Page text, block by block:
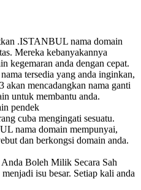
.ISTANBUL nama domain
Mereka kebanyakannya
kegemaran anda dengan cepat.
tersedia yang anda inginkan,
akan mencadangkan nama ganti
untuk membantu anda.
pendek
cuba mengingati sesuatu.
nama domain mempunyai,
dan berkongsi domain anda.
Boleh Milik Secara Sah
isu besar. Setiap kali anda